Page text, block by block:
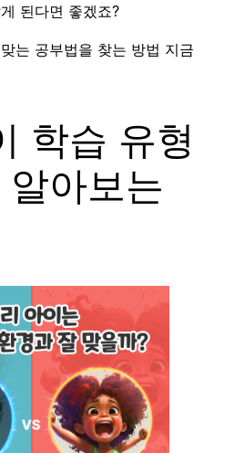
된다면 좋겠죠?
는 공부법을 찾는 방법 지금
학습 유형
아보는